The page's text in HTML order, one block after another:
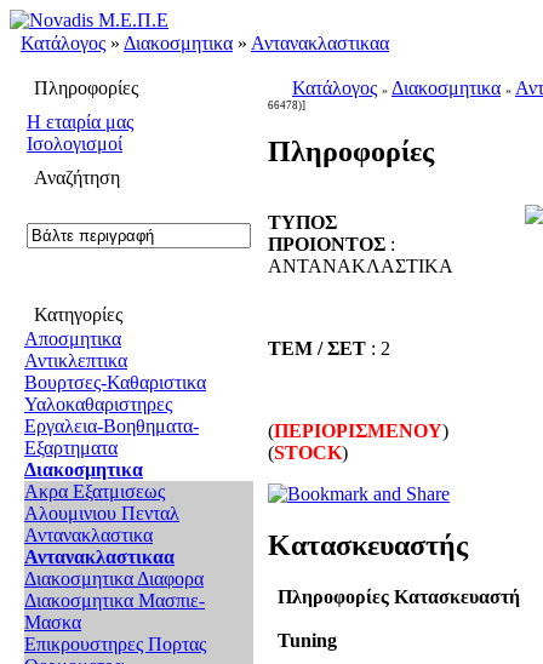
Κατάλογος » Διακοσμητικα » Αντανακλαστικαα
Πληροφορίες
H εταιρία μας
Ισολογισμοί
Αναζήτηση
Κατηγορίες
Αποσμητικα
Αντικλεπτικα
Βουρτσες-Καθαριστικα
Υαλοκαθαριστηρες
Εργαλεια-Βοηθηματα-
Εξαρτηματα
Διακοσμητικα
Ακρα Εξατμισεως
Αλουμινιου Πενταλ
Αντανακλαστικα
Αντανακλαστικαα
Διακοσμητικα Διαφορα
Διακοσμητικα Μασπιε-
Μασκα
Επικρουστηρες Πορτας
Κατάλογος » Διακοσμητικα »
66478)]
Πληροφορίες
ΤΥΠΟΣ
ΠΡΟΙΟΝΤΟΣ :
ΑΝΤΑΝΑΚΛΑΣΤΙΚΑ
ΤΕΜ / ΣΕΤ : 2
(ΠΕΡΙΟΡΙΣΜΕΝΟΥ)
(STOCK)
Κατασκευαστής
Πληροφορίες Κατασκευαστή
Tuning